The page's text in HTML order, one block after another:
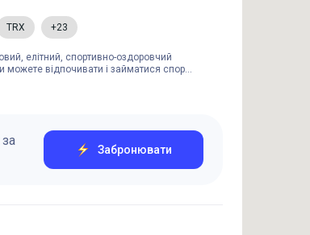
TRX +23
елітний, спортивно-оздоровчий
можете відпочивати і займатися спор...
Забронювати